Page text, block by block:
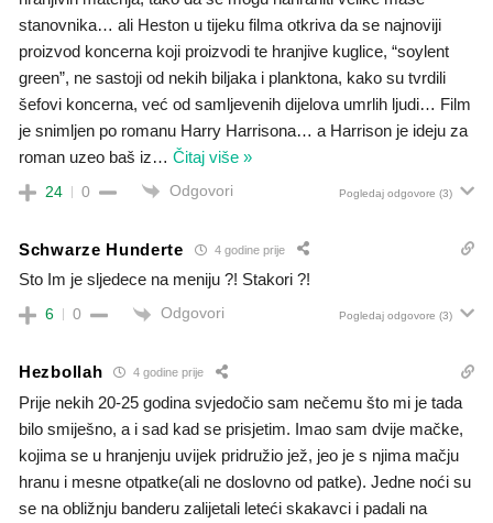
stanovnika… ali Heston u tijeku filma otkriva da se najnoviji
proizvod koncerna koji proizvodi te hranjive kuglice, “soylent
green”, ne sastoji od nekih biljaka i planktona, kako su tvrdili
šefovi koncerna, već od samljevenih dijelova umrlih ljudi… Film
je snimljen po romanu Harry Harrisona… a Harrison je ideju za
roman uzeo baš iz… Čitaj više »
24 0 Odgovori Pogledaj odgovore (3)
Schwarze Hunderte 4 godine prije
Sto Im je sljedece na meniju ?! Stakori ?!
6 0 Odgovori Pogledaj odgovore (3)
Hezbollah 4 godine prije
Prije nekih 20-25 godina svjedočio sam nečemu što mi je tada
bilo smiješno, a i sad kad se prisjetim. Imao sam dvije mačke,
kojima se u hranjenju uvijek pridružio jež, jeo je s njima mačju
hranu i mesne otpatke(ali ne doslovno od patke). Jedne noći su
se na obližnju banderu zalijetali leteći skakavci i padali na